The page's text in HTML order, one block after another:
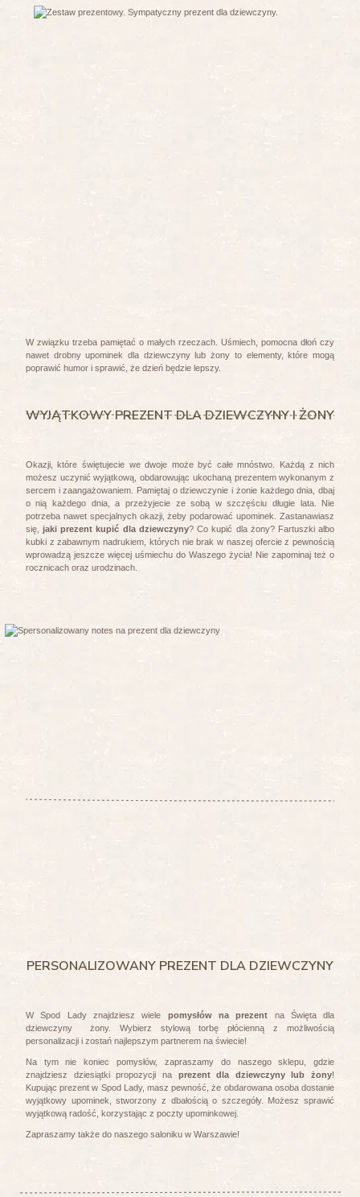
W związku trzeba pamiętać o małych rzeczach. Uśmiech, pomocna dłoń czy
nawet drobny upominek dla dziewczyny lub żony to elementy, które mogą
poprawić humor i sprawić, że dzień będzie lepszy.
WYJĄTKOWY PREZENT DLA DZIEWCZYNY I ŻONY
Okazji, które świętujecie we dwoje może być całe mnóstwo. Każdą z nich
możesz uczynić wyjątkową, obdarowując ukochaną prezentem wykonanym z
sercem i zaangażowaniem. Pamiętaj o dziewczynie i żonie każdego dnia, dbaj
o nią każdego dnia, a przeżyjecie ze sobą w szczęściu długie lata. Nie
potrzeba nawet specjalnych okazji, żeby podarować upominek. Zastanawiasz
się,jaki prezent kupić dla dziewczyny? Co kupić dla żony? Fartuszki albo
kubki z zabawnym nadrukiem, których nie brak w naszej ofercie z pewnością
wprowadzą jeszcze więcej uśmiechu do Waszego życia! Nie zapominaj też o
rocznicach oraz urodzinach.
PERSONALIZOWANY PREZENT DLA DZIEWCZYNY
W Spod Lady znajdziesz wiele pomysłów na prezent na Święta dla
dziewczyny żony. Wybierz stylową torbę płócienną z możliwością
personalizacji i zostań najlepszym partnerem na świecie!
Na tym nie koniec pomysłów, zapraszamy do naszego sklepu, gdzie
znajdziesz dziesiątki propozycji na prezent dla dziewczyny lub żony!
Kupując prezent w Spod Lady, masz pewność, że obdarowana osoba dostanie
wyjątkowy upominek, stworzony z dbałością o szczegóły. Możesz sprawić
wyjątkową radość, korzystając z poczty upominkowej.
Zapraszamy także do naszego saloniku w Warszawie!